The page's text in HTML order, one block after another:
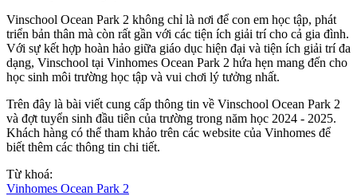
Vinschool Ocean Park 2 không chỉ là nơi để con em học tập, phát
triển bản thân mà còn rất gần với các tiện ích giải trí cho cả gia đình.
Với sự kết hợp hoàn hảo giữa giáo dục hiện đại và tiện ích giải trí đa
dạng, Vinschool tại Vinhomes Ocean Park 2 hứa hẹn mang đến cho
học sinh môi trường học tập và vui chơi lý tưởng nhất.
Trên đây là bài viết cung cấp thông tin về Vinschool Ocean Park 2
và đợt tuyển sinh đầu tiên của trường trong năm học 2024 - 2025.
Khách hàng có thể tham khảo trên các website của Vinhomes để
biết thêm các thông tin chi tiết.
Từ khoá:
Vinhomes Ocean Park 2